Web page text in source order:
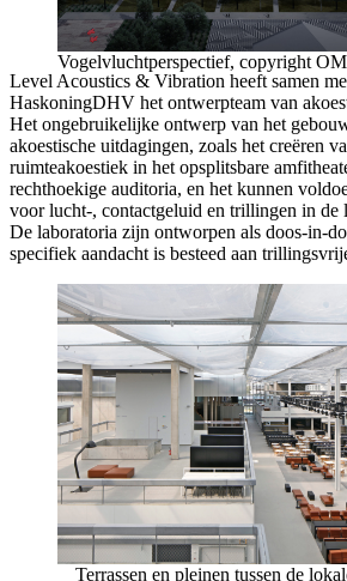
Vogelvluchtperspectief, copyright
Level Acoustics & Vibration heeft samen
HaskoningDHV het ontwerpteam van
Het ongebruikelijke ontwerp van het
akoestische uitdagingen, zoals het creëren
ruimteakoestiek in het opsplitsbare
rechthoekige auditoria, en het kunnen
voor lucht-, contactgeluid en trillingen in de
De laboratoria zijn ontworpen als doos-in-
specifiek aandacht is besteed aan
Terrassen en pleinen tussen de